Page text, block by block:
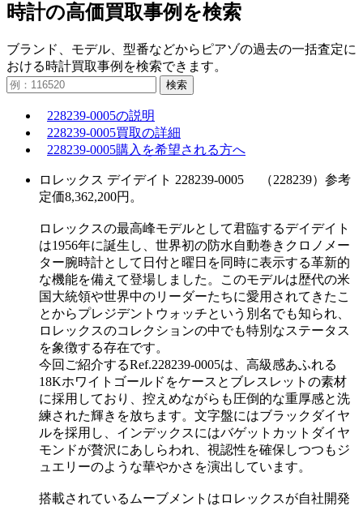
時計の高価買取事例を検索
ブランド、モデル、型番などからピアゾの過去の一括査定に
おける時計買取事例を検索できます。
検索
228239-0005の説明
228239-0005買取の詳細
228239-0005購入を希望される方へ
ロレックス デイデイト 228239-0005 （228239）参考
定価8,362,200円。
ロレックスの最高峰モデルとして君臨するデイデイト
は1956年に誕生し、世界初の防水自動巻きクロノメー
ター腕時計として日付と曜日を同時に表示する革新的
な機能を備えて登場しました。このモデルは歴代の米
国大統領や世界中のリーダーたちに愛用されてきたこ
とからプレジデントウォッチという別名でも知られ、
ロレックスのコレクションの中でも特別なステータス
を象徴する存在です。
今回ご紹介するRef.228239-0005は、高級感あふれる
18Kホワイトゴールドをケースとブレスレットの素材
に採用しており、控えめながらも圧倒的な重厚感と洗
練された輝きを放ちます。文字盤にはブラックダイヤ
ルを採用し、インデックスにはバゲットカットダイヤ
モンドが贅沢にあしらわれ、視認性を確保しつつもジ
ュエリーのような華やかさを演出しています。
搭載されているムーブメントはロレックスが自社開発